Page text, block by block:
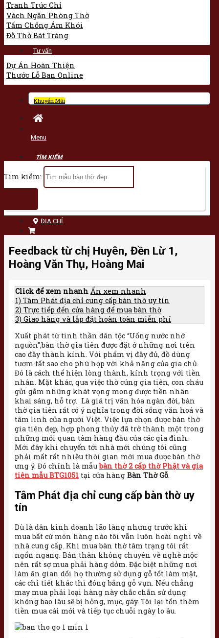
Tranh Trúc Chỉ
Vách Ngăn Phòng Thờ
Tấm Chống Ám Khói
Đồ Thờ Bát Tràng
Tư vấn
Dự Án Hoàn Thiện
Thước Lỗ Ban Online
Khuyến Mãi
Menu
Tìm kiếm:
ĐỊA CHỈ
Feedback từ chị Huyên, Đền Lừ 1,
Hoàng Văn Thụ, Hoàng Mai
Click để xem nhanh Ẩn xem nhanh
1) Tâm Phát địa chỉ cung cấp bàn thờ uy tín
2) Trực tiếp đến cửa hàng để mua bàn thờ
3) Giao hàng và lắp đặt hoàn toàn miễn phí
Xuất phát từ tinh thần dân tộc “Uống nước nhớ
nguồn”,bàn thờ gia tiên được đặt ở những nơi trên
cao đầy thành kính. Với phẩm vị đầy đủ, đồ dùng
tươm tất sao cho phù hợp với khả năng của gia chủ.
Đó là cách thể hiện lòng thành, kính trọng với tiền
nhân. Mặt khác, qua việc thờ cúng gia tiên, con cháu
gửi gắm những khát vọng mong được tiền nhân
khai sáng, hỗ trợ. Là giá trị văn hóa ngàn đời, bàn
thờ gia tiên rất có ý nghĩa trong đời sống văn hoá và
tâm linh của người Việt. Việc lựa chọn được bàn thờ
gia tiên đẹp, hợp phong thủy đã trở thành một trong
những mối quan tâm hàng đầu của các gia đình.
Mới đây khi chuyển tới nhà mới chúng tôi cũng
phải mất rất nhiều thời gian mới mua được bàn thờ
ưng ý. Đó chính là mẫubàn thờ 2 cấp thờ Phật và gia
tiên mẫu BTG1051 tại cửa hàng Bàn Thờ Gỗ.
Tâm Phát địa chỉ cung cấp bàn thờ uy
tín
Dù là dân kinh doanh lão làng nhưng trước khi
mua bất cứ món hàng nào tôi vẫn luôn hoài nghi về
nhà cung cấp. Khi mua bàn thờ tâm trạng tôi rất
ngổn ngang. Bản thân không chuyên về nghề mộc
nên rất sợ mua phải hàng dởm. Đặc biệt những nơi
làm ăn gian dối họ thường sử dụng gỗ tốt làm mặt,
các chi tiết khác thì đóng bằng gỗ vụn. Nếu chẳng
may mua phải loại hàng này chắc chắn sử dụng
không bao lâu sẽ bị hỏng, mục, gãy. Tôi lại tốn thêm
tiền mua cái mới và tiếp tục chuỗi ngày lo âu.